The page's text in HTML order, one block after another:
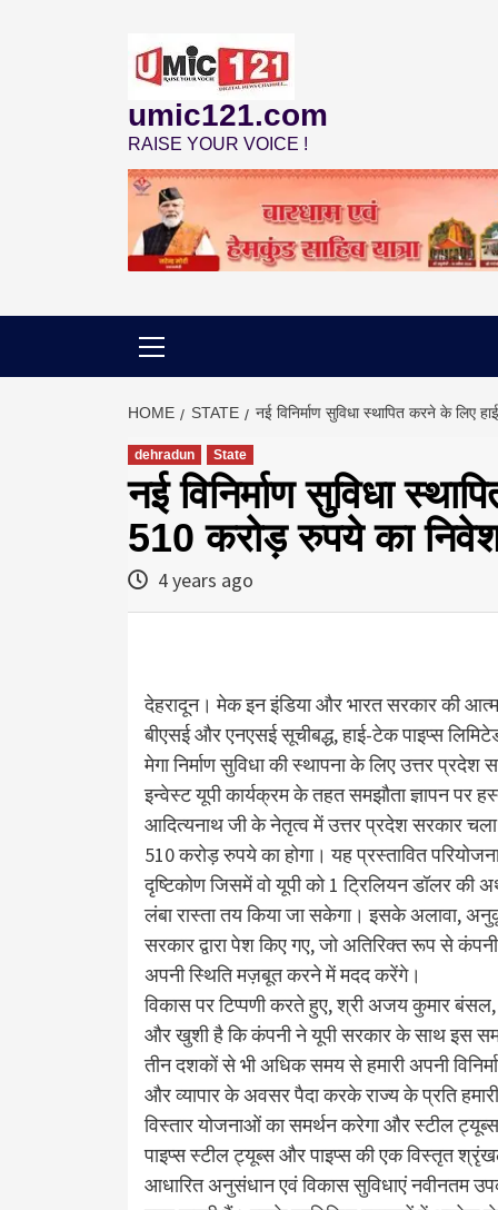
umic121.com
RAISE YOUR VOICE !
HOME STATE नई विनिर्माण सुविधा स्थापित करने के लिए
dehradun State
नई विनिर्माण सुविधा
510 करोड़ रुपये का
4 years ago
देहरादून। मेक इन इंडिया और भारत सरकार की
बीएसई और एनएसई सूचीबद्ध, हाई-टेक पाइप्स
मेगा निर्माण सुविधा की स्थापना के लिए उत्तर
इन्वेस्ट यूपी कार्यक्रम के तहत समझौता ज्ञापन पर
आदित्यनाथ जी के नेतृत्व में उत्तर प्रदेश सरकार
510 करोड़ रुपये का होगा। यह प्रस्तावित
दृष्टिकोण जिसमें वो यूपी को 1 ट्रिलियन डॉलर की
लंबा रास्ता तय किया जा सकेगा। इसके अलावा,
सरकार द्वारा पेश किए गए, जो अतिरिक्त रूप से
अपनी स्थिति मज़बूत करने में मदद करेंगे।
विकास पर टिप्पणी करते हुए, श्री अजय कुमार
और खुशी है कि कंपनी ने यूपी सरकार के साथ इस
तीन दशकों से भी अधिक समय से हमारी अपनी
और व्यापार के अवसर पैदा करके राज्य के प्रति
विस्तार योजनाओं का समर्थन करेगा और स्टील
पाइप्स स्टील ट्यूब्स और पाइप्स की एक विस्तृत
आधारित अनुसंधान एवं विकास सुविधाएं नवीनतम